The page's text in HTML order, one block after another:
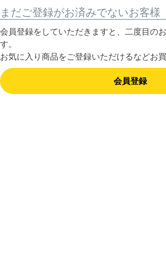
まだご登録がお済みでないお客様
会員登録をしていただきますと、二度目の
す。
お気に入り商品をご登録いただけるなどお
会員登録